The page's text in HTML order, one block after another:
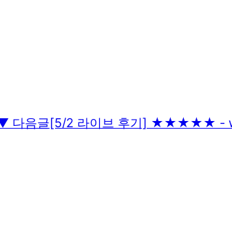
다음글[5/2 라이브 후기] ★★★★★ -